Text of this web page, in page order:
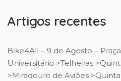
Artigos recentes
Bike4All – 9 de Agosto –
Universitário >Telheiras
>Miradouro de Aviões